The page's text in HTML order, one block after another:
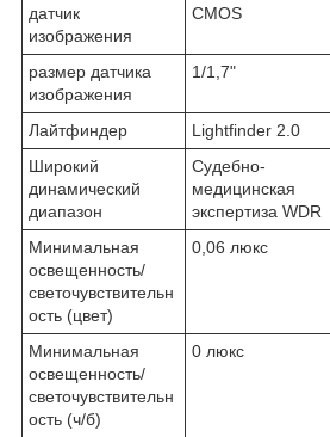
датчик
изображения
CMOS
размер датчика
изображения
1/1,7"
Лайтфиндер
Lightfinder 2.0
Широкий
динамический
диапазон
Судебно-
медицинская
экспертиза WDR
Минимальная
освещенность/
светочувствительн
ость (цвет)
0,06 люкс
Минимальная
освещенность/
светочувствительн
ость (ч/б)
0 люкс